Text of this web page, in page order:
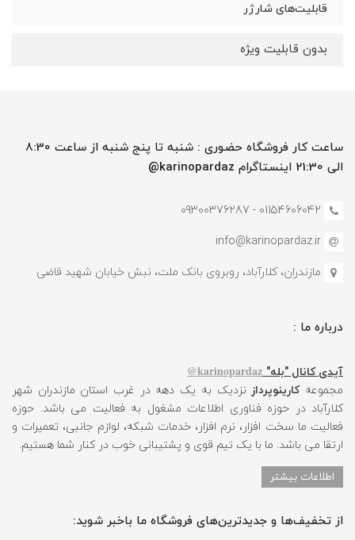
قابلیت‌های شارژر
بدون قابلیت ویژه
ساعت کار فروشگاه حضوری : شنبه تا پنج شنبه از ساعت 8:30
الی 21:30 اینستاگرام karinopardaz@
01154606042 - 09300376287
info@karinopardaz.ir
مازندران، کلارآباد، روبروی بانک ملت، نبش خیابان شهید قاضی
درباره ما :
آیدی کانال "بله" karinopardaz@
مجموعهکارینوپرداز نزدیک به یک دهه در غرب استان مازندران شهر
کلارآباد در حوزه فناوری اطلاعات مشغول به فعالیت می باشد. حوزه
فعالیت ما سخت افزار، نرم افزار، خدمات شبکه، لوازم جانبی، تعمیرات و
ارتقا می باشد. ما با یک تیم قوی و پشتیبانی خوب در کنار شما هستیم.
اطلاعات بیشتر
از تخفیف‌ها و جدیدترین‌های فروشگاه ما باخبر شوید: